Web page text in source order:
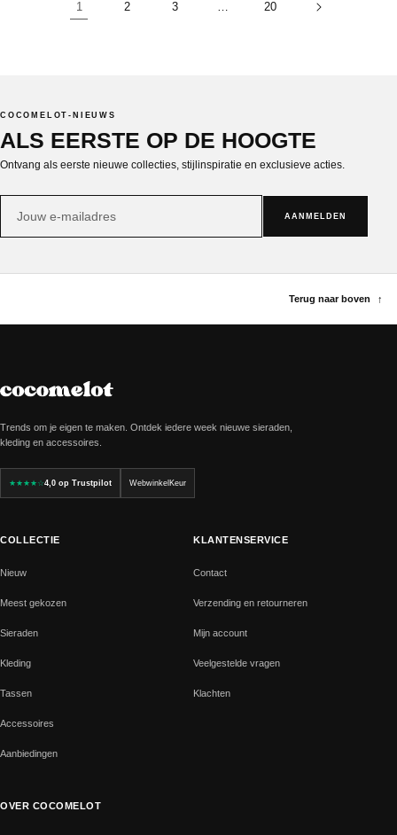
1 2 3 … 20
COCOMELOT-NIEUWS
ALS EERSTE OP DE HOOGTE
Ontvang als eerste nieuwe collecties, stijlinspiratie en exclusieve acties.
AANMELDEN
Terug naar boven ↑
Trends om je eigen te maken. Ontdek iedere week nieuwe sieraden,
kleding en accessoires.
★★★★☆4,0 op Trustpilot WebwinkelKeur
COLLECTIE
Nieuw
Meest gekozen
Sieraden
Kleding
Tassen
Accessoires
Aanbiedingen
KLANTENSERVICE
Contact
Verzending en retourneren
Mijn account
Veelgestelde vragen
Klachten
OVER COCOMELOT